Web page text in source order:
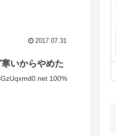
2017.07.31
いからやめた
100%